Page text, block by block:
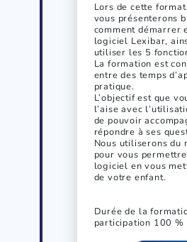
Lors de cette
vous présenterons
comment démarrer
logiciel Lexibar,
utiliser les 5
La formation est
entre des temps
pratique.
L’objectif est que
l’aise avec
de pouvoir
répondre à ses
Nous utiliserons
pour vous
logiciel en vous
de votre enfant.
Durée de la
participation 100 %